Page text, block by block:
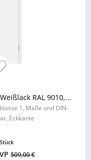
RAL 9010,...
1, Maße und DIN-
Eckkante
509,00 €